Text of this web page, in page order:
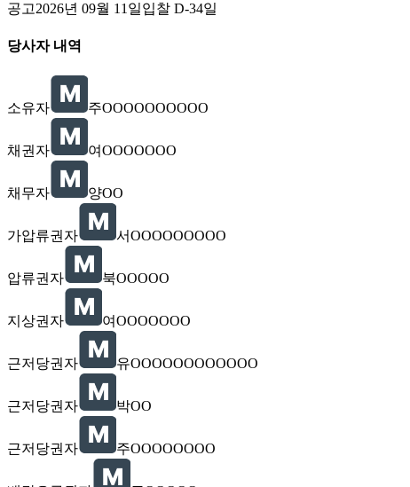
공고2026년 09월 11일입찰 D-34일
당사자 내역
소유자 주OOOOOOOOOO
채권자 여OOOOOOO
채무자 양OO
가압류권자 서OOOOOOOOO
압류권자 북OOOOO
지상권자 여OOOOOOO
근저당권자 유OOOOOOOOOOOO
근저당권자 박OO
근저당권자 주OOOOOOOO